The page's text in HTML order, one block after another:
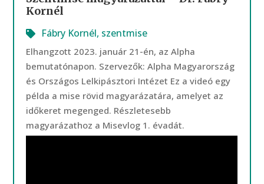
Kornél
Fábry Kornél, szentmise
Elhangzott 2023. január 21-én, az Alpha
bemutatónapon. Szervezők: Alpha Magyarország
és Országos Lelkipásztori Intézet Ez a videó egy
példa a mise rövid magyarázatára, amelyet az
időkeret megenged. Részletesebb
magyarázathoz a Misevlog 1. évadát.